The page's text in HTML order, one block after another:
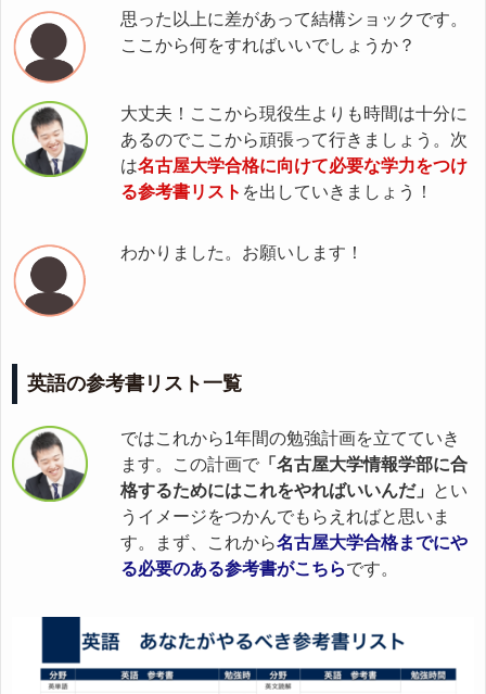
思った以上に差があって結構ショックです。
ここから何をすればいいでしょうか？
大丈夫！ここから現役生よりも時間は十分に
あるのでここから頑張って行きましょう。次
は名古屋大学合格に向けて必要な学力をつけ
る参考書リスト を出していきましょう！
わかりました。お願いします！
英語の参考書リスト一覧
ではこれから1年間の勉強計画を立てていき
ます。この計画で 「名古屋大学情報学部に合
格するためにはこれをやればいいんだ」
とい
うイメージをつかんでもらえればと思いま
す。まず、これから名古屋大学合格までにや
る必要のある参考書がこちらです。